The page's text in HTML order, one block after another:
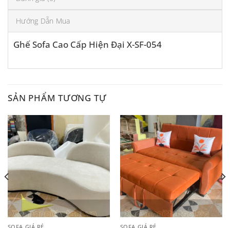
Hướng Dẫn Mua
Ghế Sofa Cao Cấp Hiện Đại X-SF-054
SẢN PHẨM TƯƠNG TỰ